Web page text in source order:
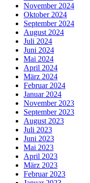
November 2024
Oktober 2024
September 2024
August 2024
Juli 2024
Juni 2024
Mai 2024
April 2024
März 2024
Februar 2024
Januar 2024
November 2023
September 2023
August 2023
Juli 2023
Juni 2023
Mai 2023
April 2023
März 2023
Februar 2023